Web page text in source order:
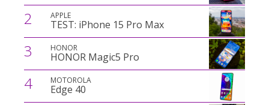
2 APPLE
TEST: iPhone 15 Pro Max
3 HONOR
HONOR Magic5 Pro
4 MOTOROLA
Edge 40